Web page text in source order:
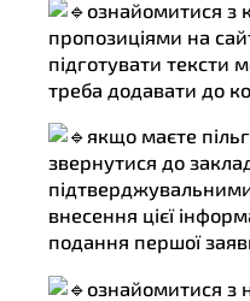
ознайомитися з
пропозиціями на
підготувати тексти
треба додавати до
якщо маєте
звернутися до
внесення цієї
подання першої
ознайомитися з